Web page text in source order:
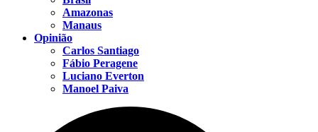
Amazonas
Manaus
Opinião
Carlos Santiago
Fábio Peragene
Luciano Everton
Manoel Paiva